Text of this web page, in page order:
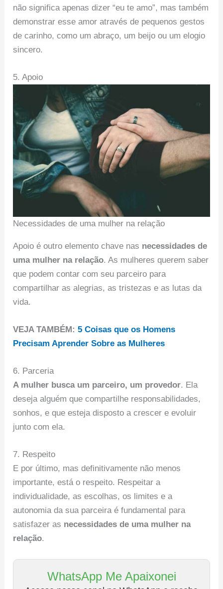
não significa apenas dizer “eu te amo”, mas também
demonstrar esse amor através de pequenos gestos
de carinho, como um abraço, um beijo ou um elogio
sincero.
5. Apoio
Necessidades de uma mulher na relação
Apoio é outro elemento chave nas necessidades de
uma mulher na relação. As mulheres querem saber
que podem contar com seu parceiro para
compartilhar as alegrias, as tristezas e as lutas da
vida.
VEJA TAMBÉM:5 Coisas que os Homens
Precisam Aprender Sobre as Mulheres
6. Parceria
A mulher busca um parceiro, um provedor. Ela
deseja alguém que compartilhe responsabilidades,
sonhos, e que esteja disposto a crescer e evoluir
junto com ela.
7. Respeito
E por último, mas definitivamente não menos
importante, está o respeito. Respeitar a
individualidade, as escolhas, os limites e a
autonomia da sua parceira é fundamental para
satisfazer as necessidades de uma mulher na
relação.
WhatsApp Me Apaixonei